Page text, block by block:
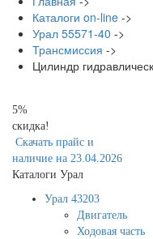
Каталоги on-line ->
Урал 55571-40 ->
Трансмиссия ->
Цилиндр
5%
скидка!
Скачать прайс и
наличие на 23.04.2026
Каталоги Урал
Урал 43203
Двигатель
Ходовая часть